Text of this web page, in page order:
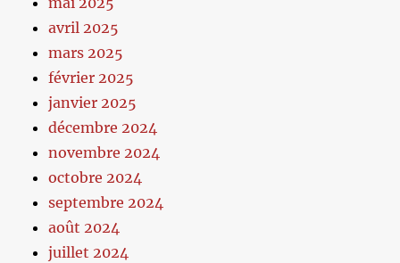
avril 2025
mars 2025
février 2025
janvier 2025
décembre 2024
novembre 2024
octobre 2024
septembre 2024
août 2024
juillet 2024